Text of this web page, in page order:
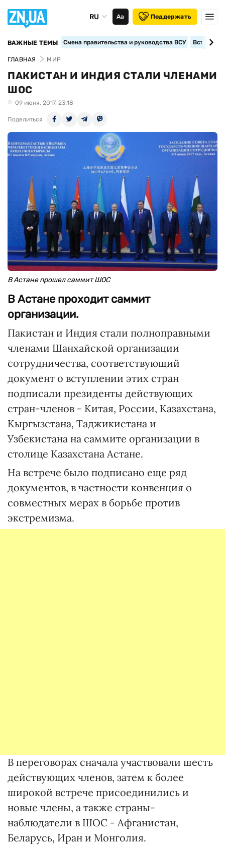
RU Аа Поддержать
ВАЖНЫЕ ТЕМЫ Смена правительства и руководства ВСУ
ГЛАВНАЯ МИР
ПАКИСТАН И ИНДИЯ СТАЛИ ЧЛЕНАМИ
ШОС
09 июня, 2017, 23:18
Поделиться
В Астане прошел саммит ШОС
В Астане проходит саммит
организации.
Пакистан и Индия стали полноправными
членами Шанхайской организации
сотрудничества, соответствующий
документ о вступлении этих стран
подписали президенты действующих
стран-членов - Китая, России, Казахстана,
Кыргызстана, Таджикистана и
Узбекистана на саммите организации в
столице Казахстана Астане.
На встрече было подписано еще ряд
документов, в частности конвенция о
совместных мерах в борьбе против
экстремизма.
В переговорах сначала участвовали шесть
действующих членов, затем к более
широкой встрече присоединились и
новые члены, а также страны-
наблюдатели в ШОС - Афганистан,
Беларусь, Иран и Монголия.